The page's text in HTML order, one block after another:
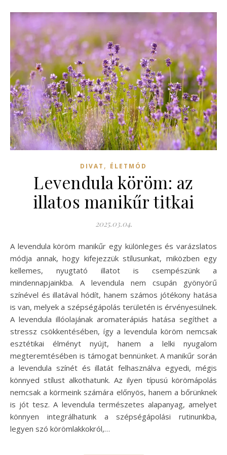
DIVAT , ÉLETMÓD
Levendula köröm: az
illatos manikűr titkai
2025.03.04.
A levendula köröm manikűr egy különleges és varázslatos
módja annak, hogy kifejezzük stílusunkat, miközben egy
kellemes, nyugtató illatot is csempészünk a
mindennapjainkba. A levendula nem csupán gyönyörű
színével és illatával hódít, hanem számos jótékony hatása
is van, melyek a szépségápolás területén is érvényesülnek.
A levendula illóolajának aromaterápiás hatása segíthet a
stressz csökkentésében, így a levendula köröm nemcsak
esztétikai élményt nyújt, hanem a lelki nyugalom
megteremtésében is támogat bennünket. A manikűr során
a levendula színét és illatát felhasználva egyedi, mégis
könnyed stílust alkothatunk. Az ilyen típusú körömápolás
nemcsak a körmeink számára előnyös, hanem a bőrünknek
is jót tesz. A levendula természetes alapanyag, amelyet
könnyen integrálhatunk a szépségápolási rutinunkba,
legyen szó körömlakkokról,…